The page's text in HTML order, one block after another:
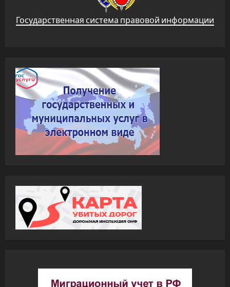
Государственная система правовой информации